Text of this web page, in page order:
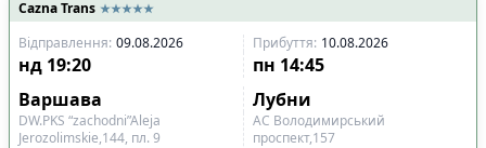
Cazna Trans
Відправлення: 09.08.2026 Прибуття: 10.08.2026
нд 19:20 пн 14:45
Варшава
Лубни
DW.PKS “zachodni”Aleja
Jerozolimskie,144, пл. 9
АС Володимирський
проспект,157